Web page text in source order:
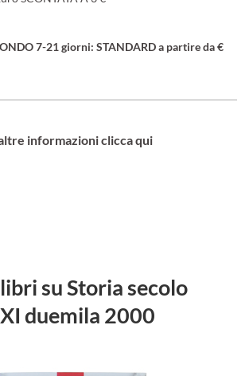
7-21 giorni: STANDARD a partire da €
informazioni clicca qui
su Storia secolo
duemila 2000